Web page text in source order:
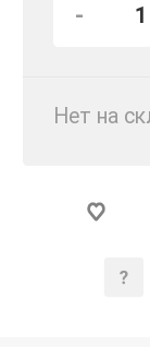
-
Нет на